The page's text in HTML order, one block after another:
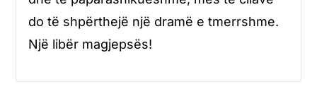
do të shpërthejë një dramë e tmerrshme.
Një libër magjepsës!